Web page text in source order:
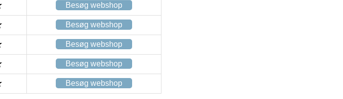
Besøg webshop
Besøg webshop
Besøg webshop
Besøg webshop
Besøg webshop